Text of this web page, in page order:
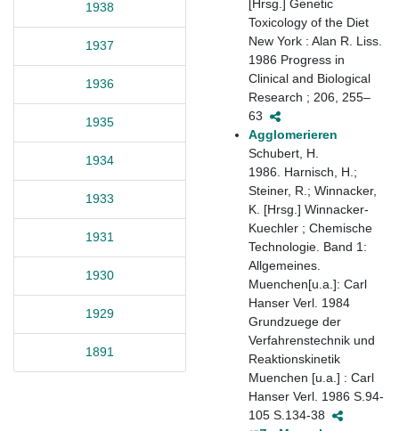
1938
1937
1936
1935
1934
1933
1931
1930
1929
1891
[Hrsg.] Genetic
Toxicology of the Diet
New York : Alan R. Liss.
1986 Progress in
Clinical and Biological
Research ; 206, 255–
63
Agglomerieren
Schubert, H.
1986. Harnisch, H.;
Steiner, R.; Winnacker,
K. [Hrsg.] Winnacker-
Kuechler ; Chemische
Technologie. Band 1:
Allgemeines.
Muenchen[u.a.]: Carl
Hanser Verl. 1984
Grundzuege der
Verfahrenstechnik und
Reaktionskinetik
Muenchen [u.a.] : Carl
Hanser Verl. 1986 S.94-
105 S.134-38